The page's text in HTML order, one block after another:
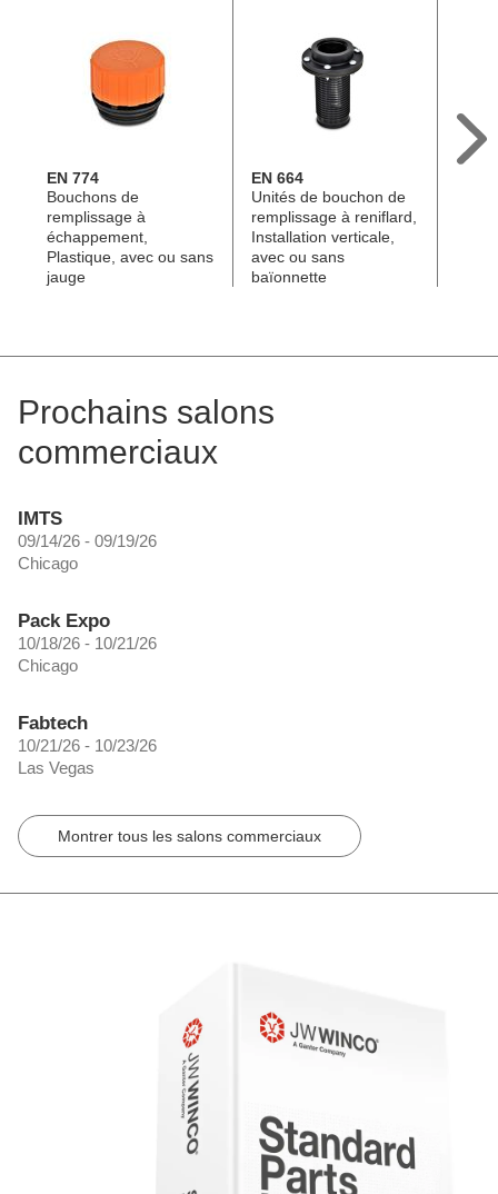
EN 774
Bouchons de
remplissage à
échappement,
Plastique, avec ou sans
jauge
EN 664
Unités de bouchon de
remplissage à reniflard,
Installation verticale,
avec ou sans
baïonnette
Prochains salons
commerciaux
IMTS
09/14/26 - 09/19/26
Chicago
Pack Expo
10/18/26 - 10/21/26
Chicago
Fabtech
10/21/26 - 10/23/26
Las Vegas
Montrer tous les salons commerciaux